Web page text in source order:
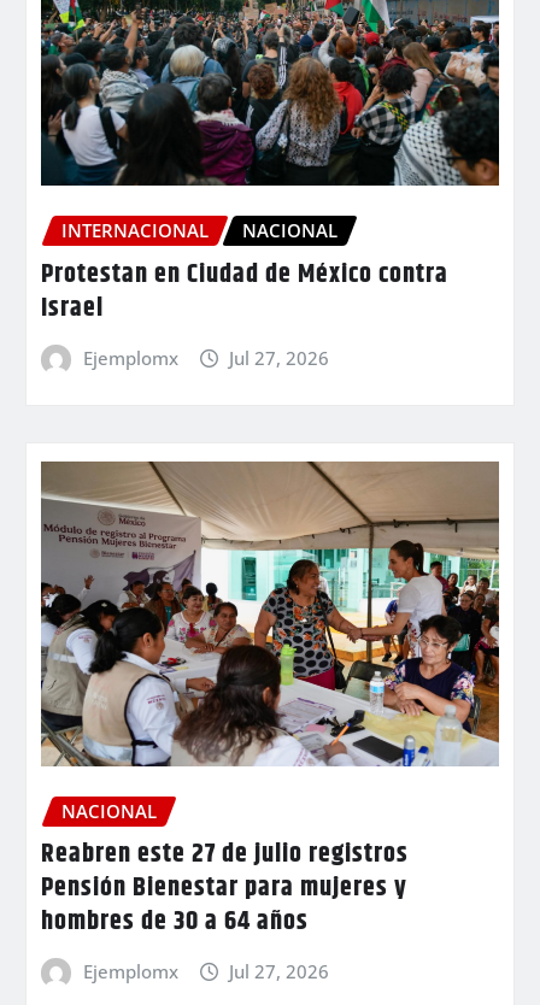
INTERNACIONAL NACIONAL
Protestan en Ciudad de México contra
Israel
Ejemplomx Jul 27, 2026
NACIONAL
Reabren este 27 de julio registros
Pensión Bienestar para mujeres y
hombres de 30 a 64 años
Ejemplomx Jul 27, 2026